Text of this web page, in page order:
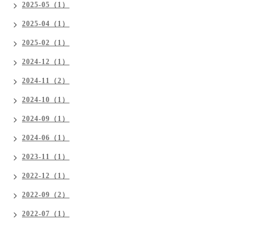
2025-05（1）
2025-04（1）
2025-02（1）
2024-12（1）
2024-11（2）
2024-10（1）
2024-09（1）
2024-06（1）
2023-11（1）
2022-12（1）
2022-09（2）
2022-07（1）